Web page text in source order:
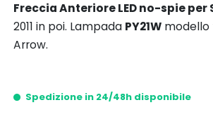
Freccia Anteriore LED no-spie per
2011 in poi. Lampada PY21W
Arrow.
Spedizione in 24/48h disponibile